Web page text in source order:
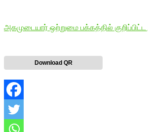
அகமுடையார் ஒற்றுமை பக்கத்தில்
Download QR